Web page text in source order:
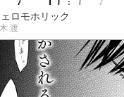
ロモホリック
渡